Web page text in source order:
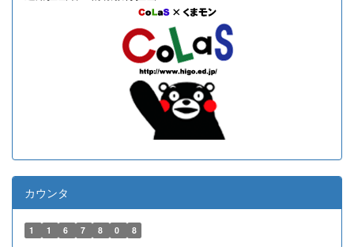
カウンタ
1 1 6 7 8 0 8